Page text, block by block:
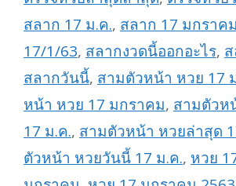
สลาก 17 ม.ค., สลาก 17 มกราคม
17/1/63, สลากงวดนี้ออกอะไร,
สลากวันนี้, สามตัวหน้า หวย 17
หน้า หวย 17 มกราคม, สามตัวห
17 ม.ค., สามตัวหน้า หวยล่าสุด
ตัวหน้า หวยวันนี้ 17 ม.ค., หวย